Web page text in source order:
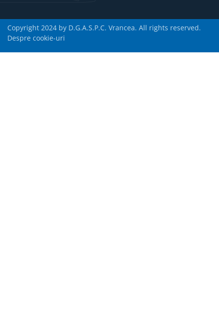
Copyright 2024 by D.G.A.S.P.C. Vrancea. All rights reserved.
Despre cookie-uri